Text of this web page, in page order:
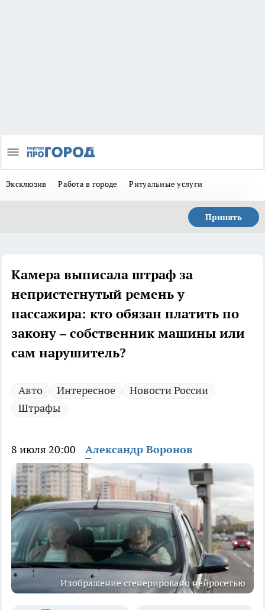
Эксклюзив Работа в городе Ритуальные услуги
Принять
Камера выписала штраф за
непристегнутый ремень у
пассажира: кто обязан платить по
закону – собственник машины или
сам нарушитель?
Авто Интересное
Новости России
Штрафы
8 июля 20:00 Александр Воронов
Изображение сгенерировано нейросетью